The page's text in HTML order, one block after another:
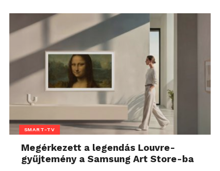
SMART-TV
Megérkezett a legendás Louvre-
gyűjtemény a Samsung Art Store-ba